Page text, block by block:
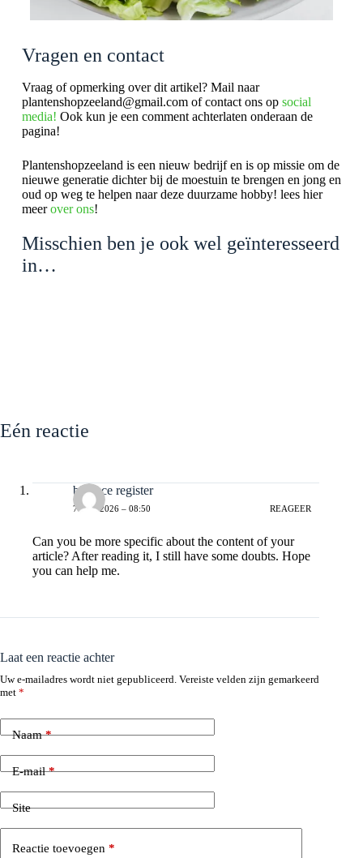
Vragen en contact
Vraag of opmerking over dit artikel? Mail naar
plantenshopzeeland@gmail.com of contact ons op social
media! Ook kun je een comment achterlaten onderaan de
pagina!
Plantenshopzeeland is een nieuw bedrijf en is op missie om de
nieuwe generatie dichter bij de moestuin te brengen en jong en
oud op weg te helpen naar deze duurzame hobby! lees hier
meerover ons!
Misschien ben je ook wel geïnteresseerd
in…
Eén reactie
binance register
7 MEI 2026 – 08:50 REAGEER
Can you be more specific about the content of your
article? After reading it, I still have some doubts. Hope
you can help me.
Laat een reactie achter
Uw e-mailadres wordt niet gepubliceerd. Vereiste velden zijn gemarkeerd
met *
Naam*
E-mail*
Site
Reactie toevoegen *